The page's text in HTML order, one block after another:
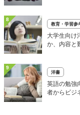
8
教育・学習参
大学生向け
か、内容と
9
洋書
英語の勉強
者からビジ